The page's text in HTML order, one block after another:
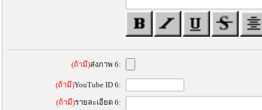
(ถ้ามี)ส่งภาพ 6:
(ถ้ามี)YouTube ID 6:
(ถ้ามี)รายละเอียด 6: